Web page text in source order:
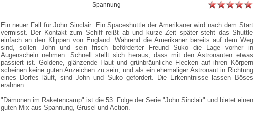
Spannung
Ein neuer Fall für John Sinclair: Ein Spaceshuttle der Amerikaner wird nach dem Start
vermisst. Der Kontakt zum Schiff reißt ab und kurze Zeit später steht das Shuttle
einfach an den Klippen von England. Während die Amerikaner bereits auf dem Weg
sind, sollen John und sein frisch beförderter Freund Suko die Lage vorher in
Augenschein nehmen. Schnell stellt sich heraus, dass mit den Astronauten etwas
passiert ist. Goldene, glänzende Haut und grünbräunliche Flecken auf ihren Körpern
scheinen keine guten Anzeichen zu sein, und als ein ehemaliger Astronaut in Richtung
eines Dorfes läuft, sind John und Suko gefordert. Die Erkenntnisse lassen Böses
erahnen ...
"Dämonen im Raketencamp" ist die 53. Folge der Serie "John Sinclair" und bietet einen
guten Mix aus Spannung, Grusel und Action.